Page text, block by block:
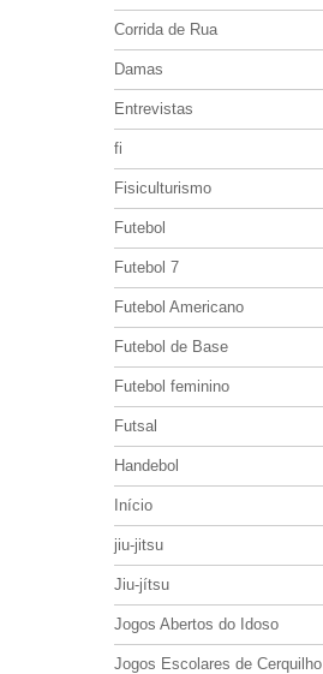
Corrida de Rua
Damas
Entrevistas
fi
Fisiculturismo
Futebol
Futebol 7
Futebol Americano
Futebol de Base
Futebol feminino
Futsal
Handebol
Início
jiu-jitsu
Jiu-jítsu
Jogos Abertos do Idoso
Jogos Escolares de Cerquilho